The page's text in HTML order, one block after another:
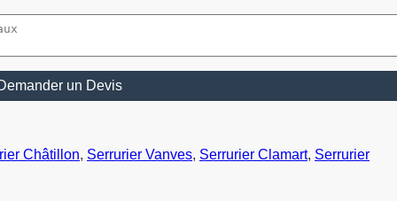
un Devis
Châtillon, Serrurier Vanves, Serrurier Clamart, Serrurier